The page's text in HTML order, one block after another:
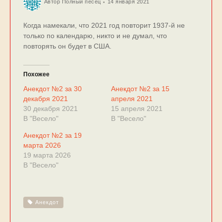
Автор Полный песец 14 января 2021
Когда намекали, что 2021 год повторит 1937-й не
только по календарю, никто и не думал, что
повторять он будет в США.
Похожее
Анекдот №2 за 30
декабря 2021
30 декабря 2021
В "Весело"
Анекдот №2 за 15
апреля 2021
15 апреля 2021
В "Весело"
Анекдот №2 за 19
марта 2026
19 марта 2026
В "Весело"
Анекдот